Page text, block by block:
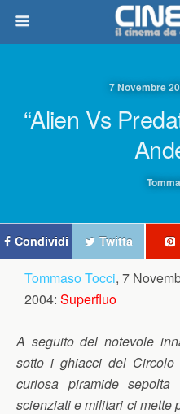
7 Novembre
“Alien Vs
Condividi Twitta
Tommaso Tocci, 7
2004: Superfluo
A seguito del notevole
sotto i ghiacci del
curiosa piramide
scienziati e militari ci mette